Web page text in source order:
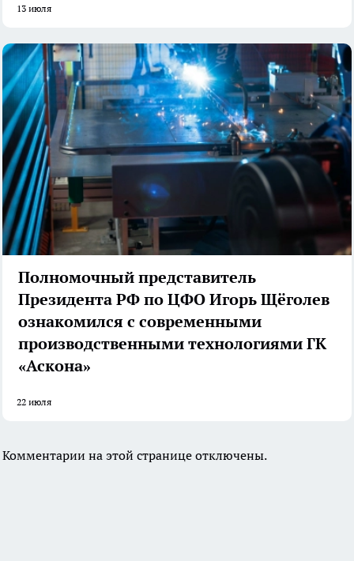
13 июля
Полномочный представитель
Президента РФ по ЦФО Игорь Щёголев
ознакомился с современными
производственными технологиями ГК
«Аскона»
22 июля
Комментарии на этой странице отключены.